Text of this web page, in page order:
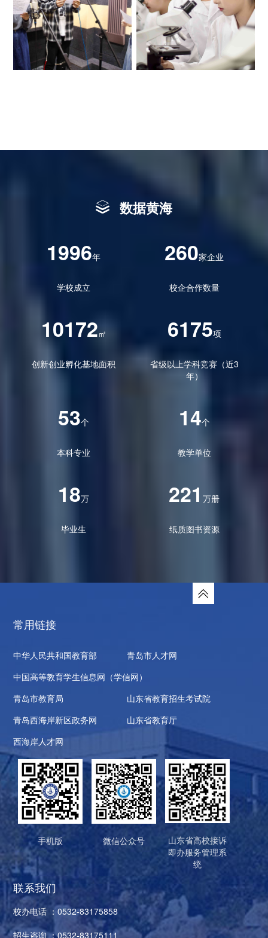
数据黄海
1996年
学校成立
10172㎡
创新创业孵化基地面积
260家企业
校企合作数量
6175项
省级以上学科竞赛（近3
年）
53个
本科专业
18万
毕业生
14个
教学单位
221万册
纸质图书资源
常用链接
中华人民共和国教育部
青岛市人才网
中国高等教育学生信息网（学信网）
青岛市教育局
山东省教育招生考试院
青岛西海岸新区政务网
山东省教育厅
西海岸人才网
手机版 微信公众号
山东省高校接诉
即办服务管理系
统
联系我们
校办电话 ：0532-83175858
招生咨询 ：0532-83175111